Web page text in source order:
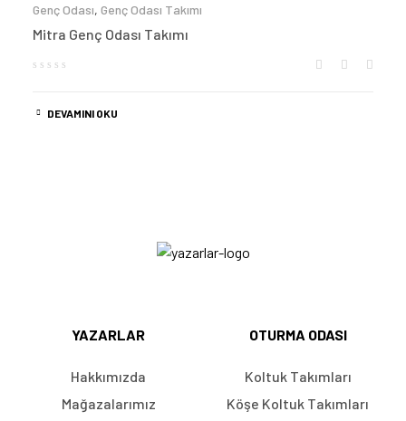
Genç Odası, Genç Odası Takımı
Mitra Genç Odası Takımı
DEVAMINI OKU
YAZARLAR
Hakkımızda
Mağazalarımız
OTURMA ODASI
Koltuk Takımları
Köşe Koltuk Takımları